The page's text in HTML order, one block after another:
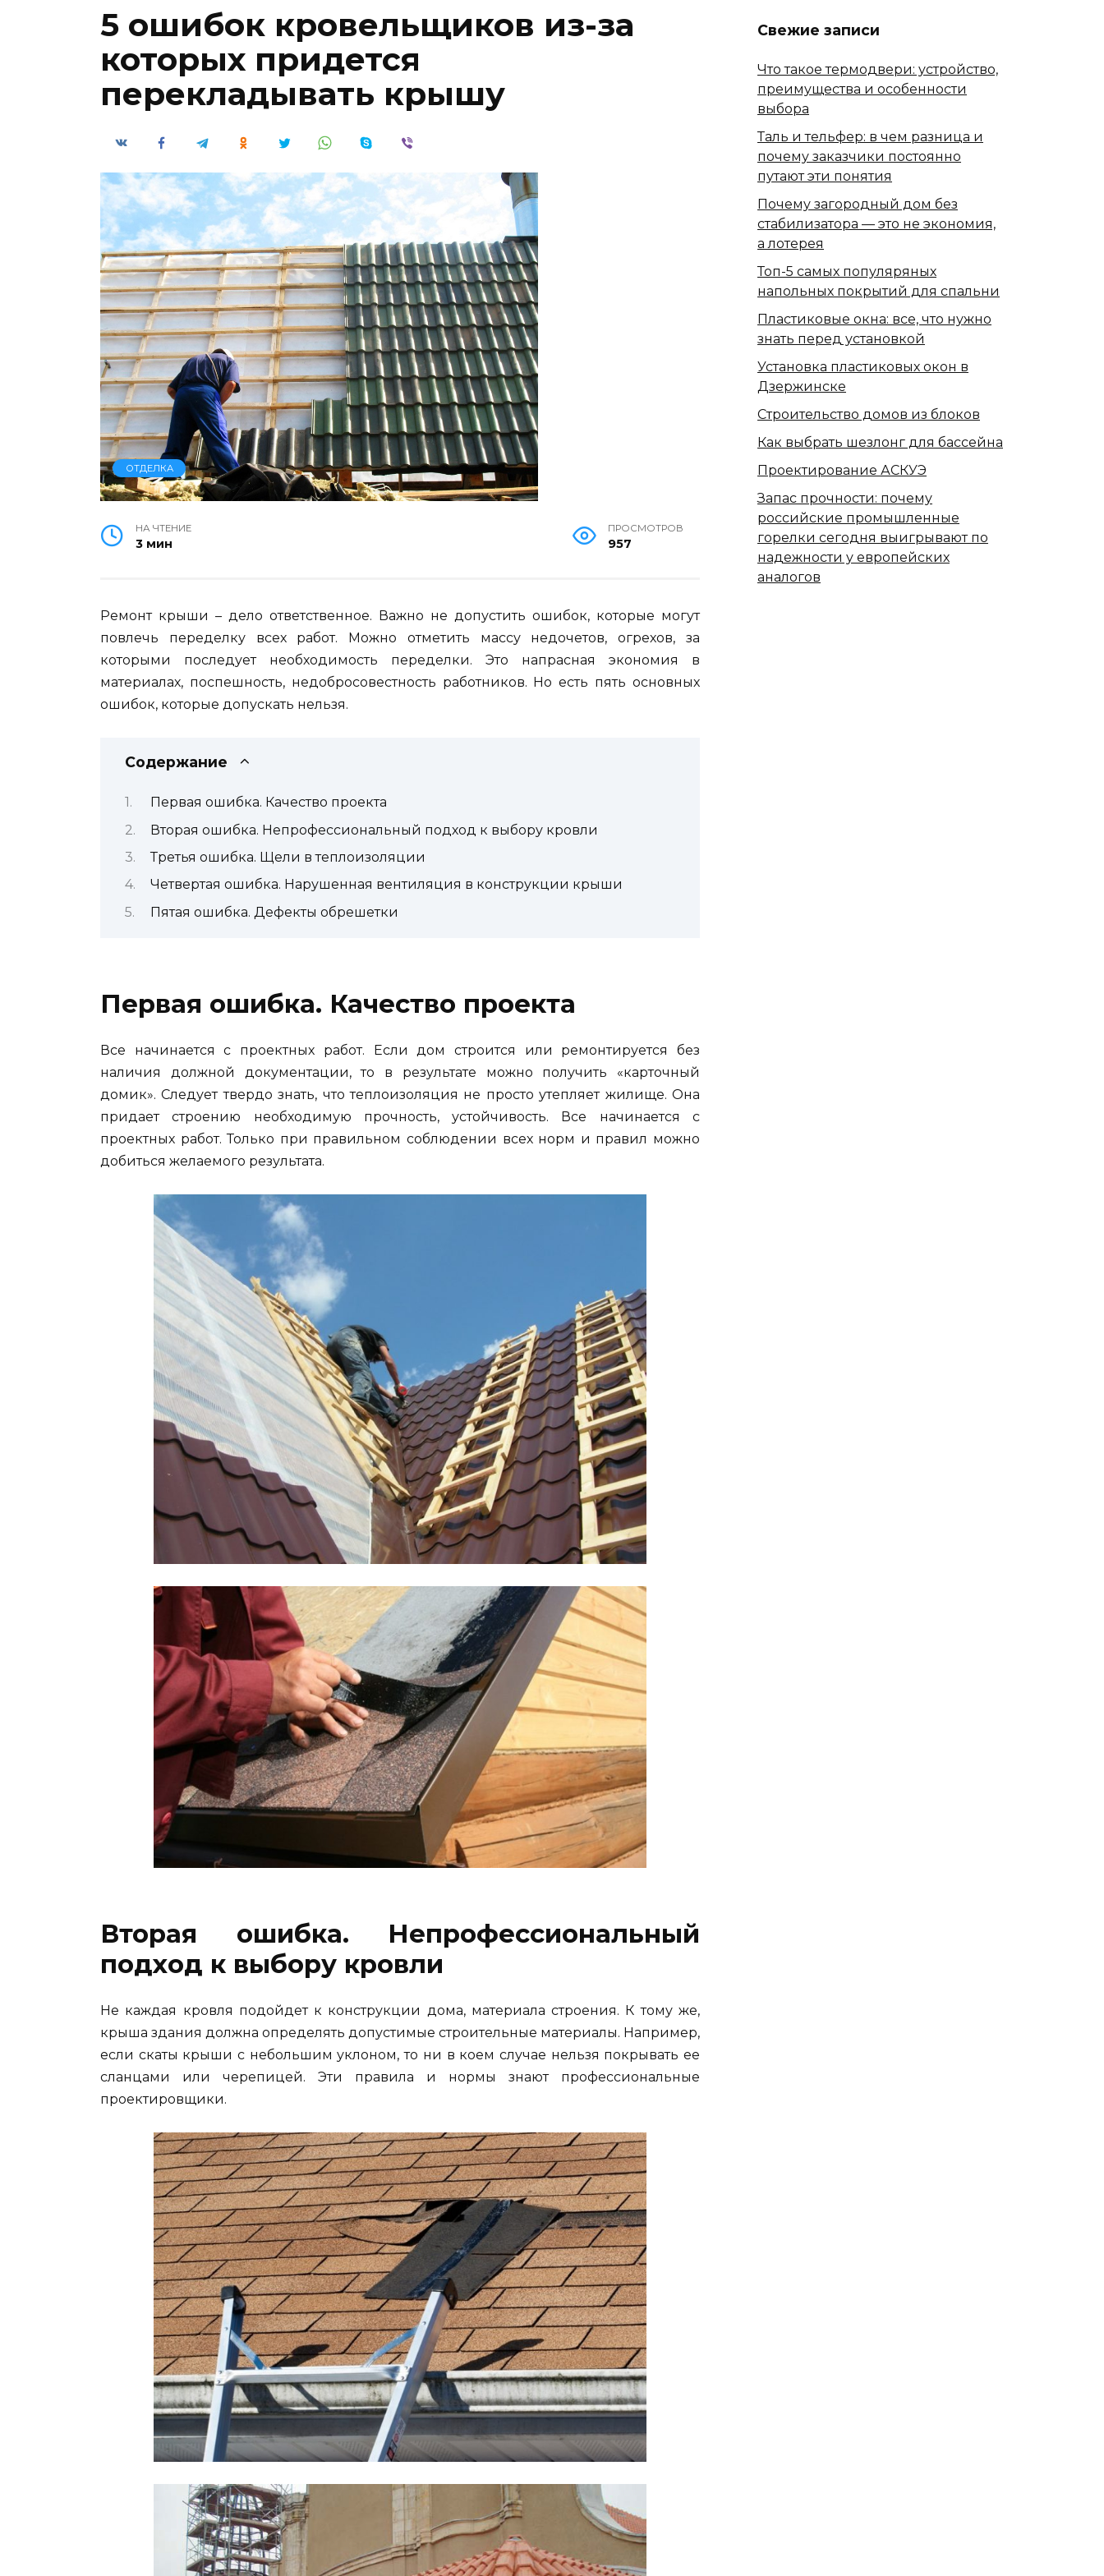
5 ошибок кровельщиков из-за
которых придется
перекладывать крышу
ОТДЕЛКА
НА ЧТЕНИЕ
3 мин
ПРОСМОТРОВ
957
Ремонт крыши – дело ответственное. Важно не допустить ошибок, которые могут
повлечь переделку всех работ. Можно отметить массу недочетов, огрехов, за
которыми последует необходимость переделки. Это напрасная экономия в
материалах, поспешность, недобросовестность работников. Но есть пять основных
ошибок, которые допускать нельзя.
Содержание
Первая ошибка. Качество проекта
Вторая ошибка. Непрофессиональный подход к выбору кровли
Третья ошибка. Щели в теплоизоляции
Четвертая ошибка. Нарушенная вентиляция в конструкции крыши
Пятая ошибка. Дефекты обрешетки
Первая ошибка. Качество проекта
Все начинается с проектных работ. Если дом строится или ремонтируется без
наличия должной документации, то в результате можно получить «карточный
домик». Следует твердо знать, что теплоизоляция не просто утепляет жилище. Она
придает строению необходимую прочность, устойчивость. Все начинается с
проектных работ. Только при правильном соблюдении всех норм и правил можно
добиться желаемого результата.
Вторая ошибка. Непрофессиональный
подход к выбору кровли
Не каждая кровля подойдет к конструкции дома, материала строения. К тому же,
крыша здания должна определять допустимые строительные материалы. Например,
если скаты крыши с небольшим уклоном, то ни в коем случае нельзя покрывать ее
сланцами или черепицей. Эти правила и нормы знают профессиональные
проектировщики.
Свежие записи
Что такое термодвери: устройство,
преимущества и особенности
выбора
Таль и тельфер: в чем разница и
почему заказчики постоянно
путают эти понятия
Почему загородный дом без
стабилизатора — это не экономия,
а лотерея
Топ-5 самых популяряных
напольных покрытий для спальни
Пластиковые окна: все, что нужно
знать перед установкой
Установка пластиковых окон в
Дзержинске
Строительство домов из блоков
Как выбрать шезлонг для бассейна
Проектирование АСКУЭ
Запас прочности: почему
российские промышленные
горелки сегодня выигрывают по
надежности у европейских
аналогов